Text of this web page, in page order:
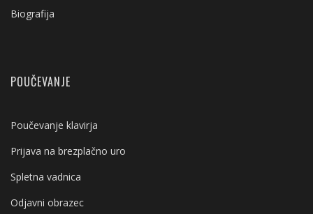
Biografija
POUČEVANJE
Poučevanje klavirja
Prijava na brezplačno uro
Spletna vadnica
Odjavni obrazec